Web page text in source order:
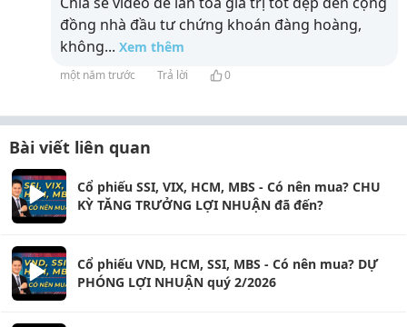
đồng nhà đầu tư chứng khoán đàng hoàng,
không... Xem thêm
một năm trước Trả lời 0
Bài viết liên quan
Cổ phiếu SSI, VIX, HCM, MBS - Có nên mua? CHU
KỲ TĂNG TRƯỞNG LỢI NHUẬN đã đến?
Cổ phiếu VND, HCM, SSI, MBS - Có nên mua? DỰ
PHÓNG LỢI NHUẬN quý 2/2026